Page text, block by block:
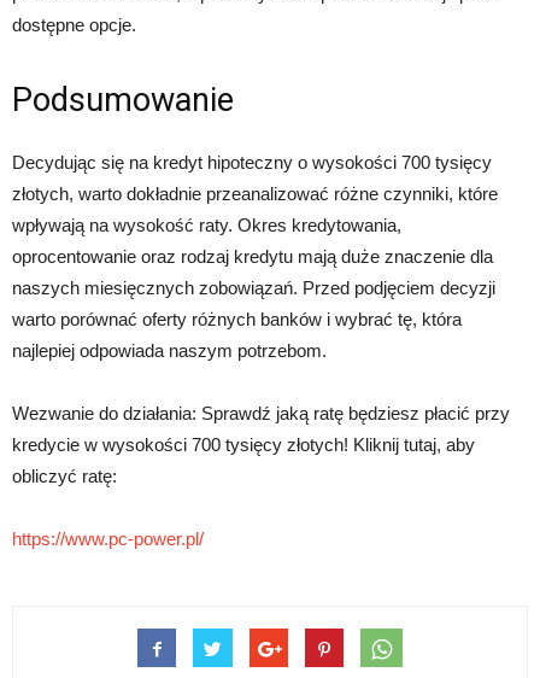
dostępne opcje.
Podsumowanie
Decydując się na kredyt hipoteczny o wysokości 700 tysięcy
złotych, warto dokładnie przeanalizować różne czynniki, które
wpływają na wysokość raty. Okres kredytowania,
oprocentowanie oraz rodzaj kredytu mają duże znaczenie dla
naszych miesięcznych zobowiązań. Przed podjęciem decyzji
warto porównać oferty różnych banków i wybrać tę, która
najlepiej odpowiada naszym potrzebom.
Wezwanie do działania: Sprawdź jaką ratę będziesz płacić przy
kredycie w wysokości 700 tysięcy złotych! Kliknij tutaj, aby
obliczyć ratę:
https://www.pc-power.pl/